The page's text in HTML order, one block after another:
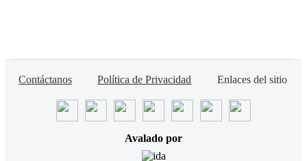
Contáctanos Política de Privacidad Enlaces del sitio
Avalado por